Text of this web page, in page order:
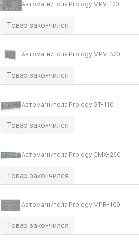
Автомагнитола Prology MPV-120
Товар закончился
Автомагнитола Prology MPV-320
Товар закончился
Автомагнитола Prology GT-110
Товар закончился
Автомагнитола Prology CMX-260
Товар закончился
Автомагнитола Prology MPR-100
Товар закончился